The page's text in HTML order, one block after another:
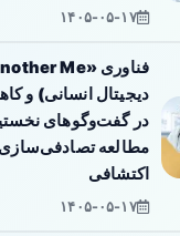
۱۴۰۵-۰۵-۱۷
دیجیتال انسانی) و
در گفت‌وگوهای
مطالعه
اکتشافی
۱۴۰۵-۰۵-۱۷